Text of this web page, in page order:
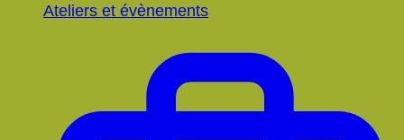
Ateliers et évènements